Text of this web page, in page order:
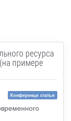
ресурса
примере
Конференци статья